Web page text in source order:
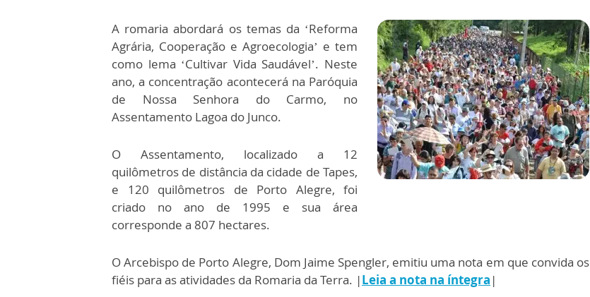
A romaria abordará os temas da ‘Reforma
Agrária, Cooperação e Agroecologia’ e tem
como lema ‘Cultivar Vida Saudável’. Neste
ano, a concentração acontecerá na Paróquia
de Nossa Senhora do Carmo, no
Assentamento Lagoa do Junco.
O Assentamento, localizado a 12
quilômetros de distância da cidade de Tapes,
e 120 quilômetros de Porto Alegre, foi
criado no ano de 1995 e sua área
corresponde a 807 hectares.
O Arcebispo de Porto Alegre, Dom Jaime Spengler, emitiu uma nota em que convida os
fiéis para as atividades da Romaria da Terra. |Leia a nota na íntegra |